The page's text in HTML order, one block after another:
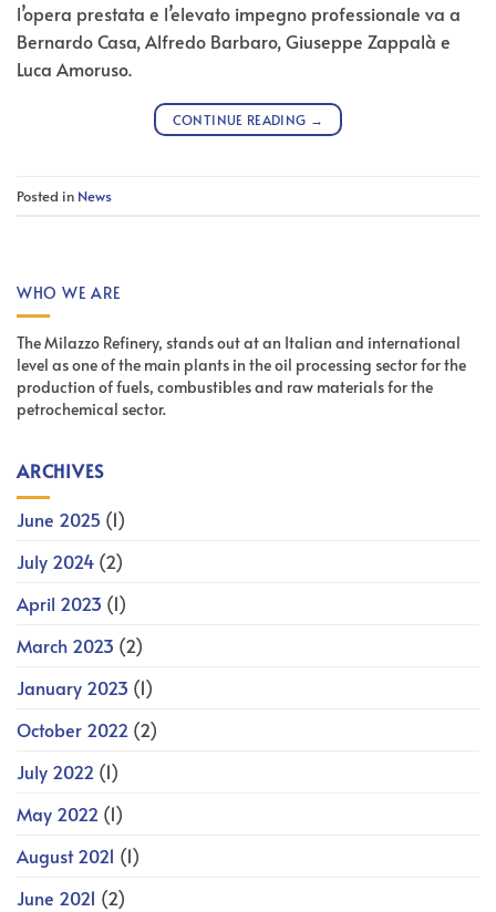
l’opera prestata e l’elevato impegno professionale va a
Bernardo Casa, Alfredo Barbaro, Giuseppe Zappalà e
Luca Amoruso.
CONTINUE READING →
Posted in News
WHO WE ARE
The Milazzo Refinery, stands out at an Italian and international
level as one of the main plants in the oil processing sector for the
production of fuels, combustibles and raw materials for the
petrochemical sector.
ARCHIVES
June 2025 (1)
July 2024 (2)
April 2023 (1)
March 2023 (2)
January 2023 (1)
October 2022 (2)
July 2022 (1)
May 2022 (1)
August 2021 (1)
June 2021 (2)